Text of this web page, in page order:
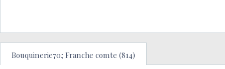
Bouquinerie70; Franche comte (814)